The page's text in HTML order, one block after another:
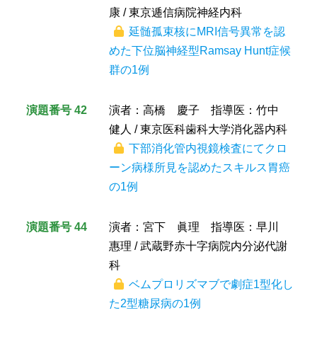
康 / 東京逓信病院神経内科
延髄孤束核にMRI信号異常を認
めた下位脳神経型Ramsay Hunt症候
群の1例
演題番号 42
演者：高橋 慶子 指導医：竹中
健人 / 東京医科歯科大学消化器内科
下部消化管内視鏡検査にてクロ
ーン病様所見を認めたスキルス胃癌
の1例
演題番号 44
演者：宮下 眞理 指導医：早川
惠理 / 武蔵野赤十字病院内分泌代謝
科
ベムプロリズマブで劇症1型化し
た2型糖尿病の1例